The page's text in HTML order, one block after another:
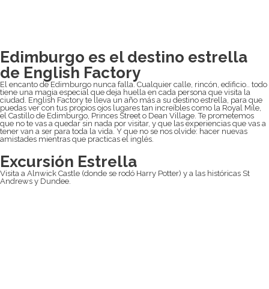
Edimburgo es el destino estrella
de English Factory
El encanto de Edimburgo nunca falla. Cualquier calle, rincón, edificio.. todo
tiene una magia especial que deja huella en cada persona que visita la
ciudad. English Factory te lleva un año más a su destino estrella, para que
puedas ver con tus propios ojos lugares tan increíbles como la Royal Mile,
el Castillo de Edimburgo, Princes Street o Dean Village. Te prometemos
que no te vas a quedar sin nada por visitar, y que las experiencias que vas a
tener van a ser para toda la vida. Y que no se nos olvide: hacer nuevas
amistades mientras que practicas el inglés.
Excursión Estrella
Visita a Alnwick Castle (donde se rodó Harry Potter) y a las históricas St
Andrews y Dundee.